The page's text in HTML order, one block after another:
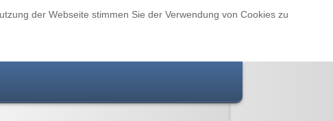
der Webseite stimmen Sie der Verwendung von Cookies zu